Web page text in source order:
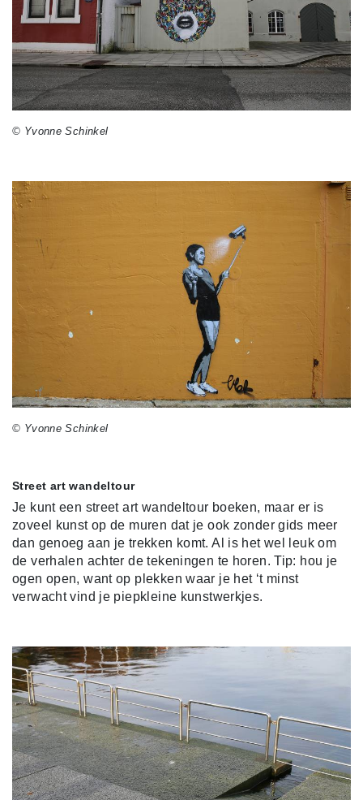
© Yvonne Schinkel
© Yvonne Schinkel
Street art wandeltour
Je kunt een street art wandeltour boeken, maar er is
zoveel kunst op de muren dat je ook zonder gids meer
dan genoeg aan je trekken komt. Al is het wel leuk om
de verhalen achter de tekeningen te horen. Tip: hou je
ogen open, want op plekken waar je het ‘t minst
verwacht vind je piepkleine kunstwerkjes.